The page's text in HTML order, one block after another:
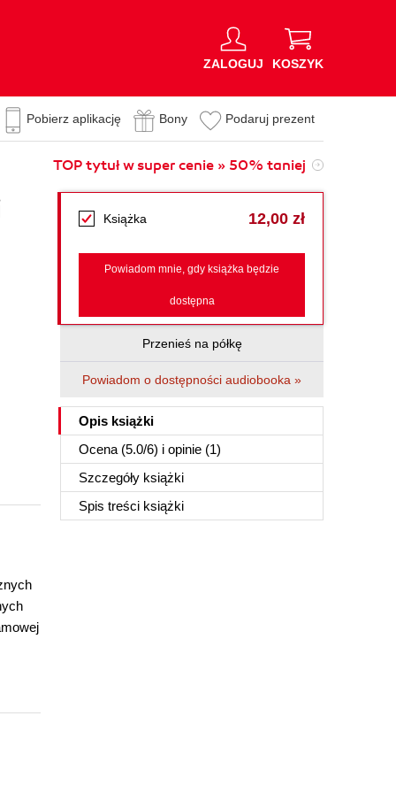
ZALOGUJ KOSZYK
Pobierz aplikację Bony Podaruj prezent
TOP tytuł w super cenie » 50% taniej
Książka 12,00 zł
Powiadom mnie, gdy książka będzie
dostępna
Przenieś na półkę
Powiadom o dostępności audiobooka »
Opis książki
Ocena (5.0/6) i opinie (1)
Szczegóły książki
Spis treści książki